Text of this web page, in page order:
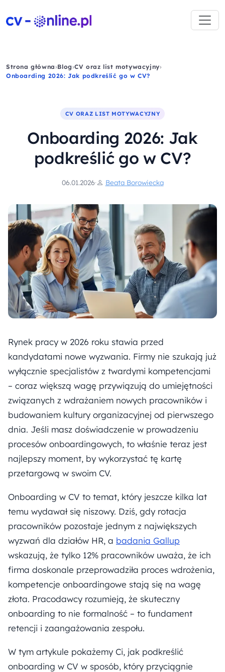
Strona główna›Blog›CV oraz list motywacyjny›
Onboarding 2026: Jak podkreślić go w CV?
CV ORAZ LIST MOTYWACYJNY
Onboarding 2026: Jak
podkreślić go w CV?
06.01.2026· Beata Borowiecka
Rynek pracy w 2026 roku stawia przed
kandydatami nowe wyzwania. Firmy nie szukają już
wyłącznie specjalistów z twardymi kompetencjami
– coraz większą wagę przywiązują do umiejętności
związanych z wdrażaniem nowych pracowników i
budowaniem kultury organizacyjnej od pierwszego
dnia. Jeśli masz doświadczenie w prowadzeniu
procesów onboardingowych, to właśnie teraz jest
najlepszy moment, by wykorzystać tę kartę
przetargową w swoim CV.
Onboarding w CV to temat, który jeszcze kilka lat
temu wydawał się niszowy. Dziś, gdy rotacja
pracowników pozostaje jednym z największych
wyzwań dla działów HR, a badania Gallup
wskazują, że tylko 12% pracowników uważa, że ich
firma doskonale przeprowadziła proces wdrożenia,
kompetencje onboardingowe stają się na wagę
złota. Pracodawcy rozumieją, że skuteczny
onboarding to nie formalność – to fundament
retencji i zaangażowania zespołu.
W tym artykule pokażemy Ci, jak podkreślić
onboarding w CV w sposób, który przyciągnie